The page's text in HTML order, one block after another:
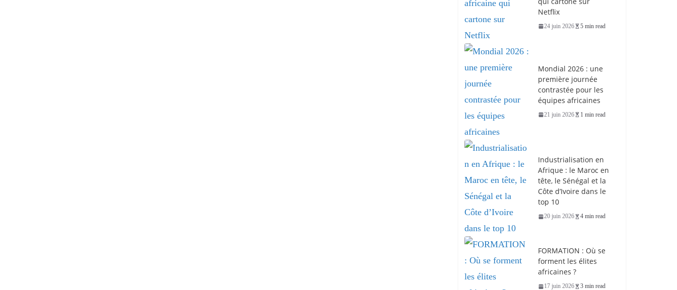
Netflix
24 juin 2026 5 min read
Mondial 2026 : une
première journée
contrastée pour les
équipes africaines
21 juin 2026 1 min read
Industrialisation en
Afrique : le Maroc en
tête, le Sénégal et la
Côte d’Ivoire dans le
top 10
20 juin 2026 4 min read
FORMATION : Où se
forment les élites
africaines ?
17 juin 2026 3 min read